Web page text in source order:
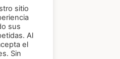
sitio
sus
Al
el
Sin